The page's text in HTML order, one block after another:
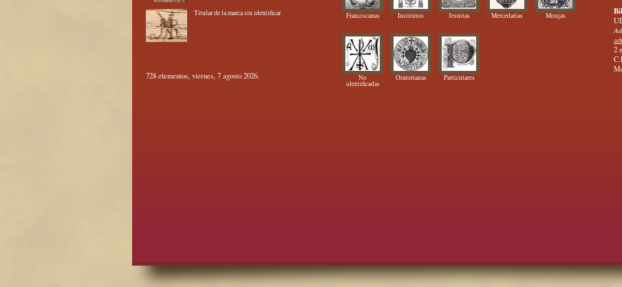
Titular de la marca sin identificar
728 elementos, viernes, 7 agosto 2026.
Franciscanas Institutos Jesuitas Mercedarias Monjas
No
identificadas
Oratorianas Particulares
2